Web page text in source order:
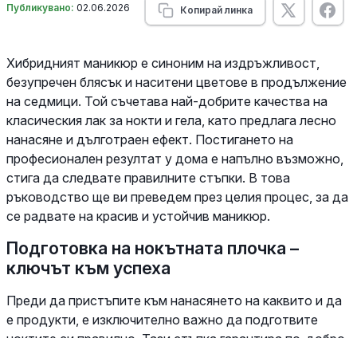
Публикувано: 02.06.2026 Копирай линка
Хибридният маникюр е синоним на издръжливост,
безупречен блясък и наситени цветове в продължение
на седмици. Той съчетава най-добрите качества на
класическия лак за нокти и гела, като предлага лесно
нанасяне и дълготраен ефект. Постигането на
професионален резултат у дома е напълно възможно,
стига да следвате правилните стъпки. В това
ръководство ще ви преведем през целия процес, за да
се радвате на красив и устойчив маникюр.
Подготовка на нокътната плочка –
ключът към успеха
Преди да пристъпите към нанасянето на каквито и да
е продукти, е изключително важно да подготвите